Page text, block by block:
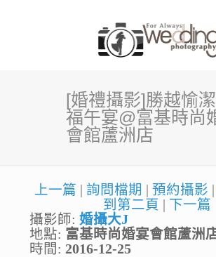
[婚禮攝影]勝越愉
福午宴@富基時尚
會館蘆洲店
上一篇 詢問檔期 預約攝影
到第二頁
下一篇
攝影師: 婚攝大J
地點: 富基時尚婚宴會館蘆洲
時間: 2016-12-25